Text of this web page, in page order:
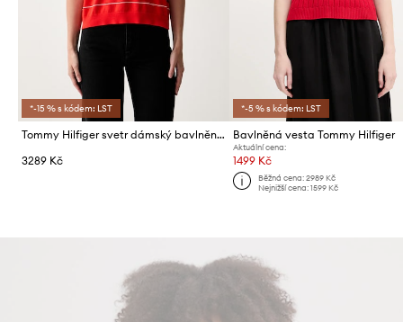
*-15 % s kódem: LST
Tommy Hilfiger svetr dámský bavlněný
3289 Kč
*-5 % s kódem: LST
Bavlněná vesta Tommy Hilfiger
Aktuální cena:
1499 Kč
Běžná cena: 2989 Kč
Nejnižší cena: 1599 Kč